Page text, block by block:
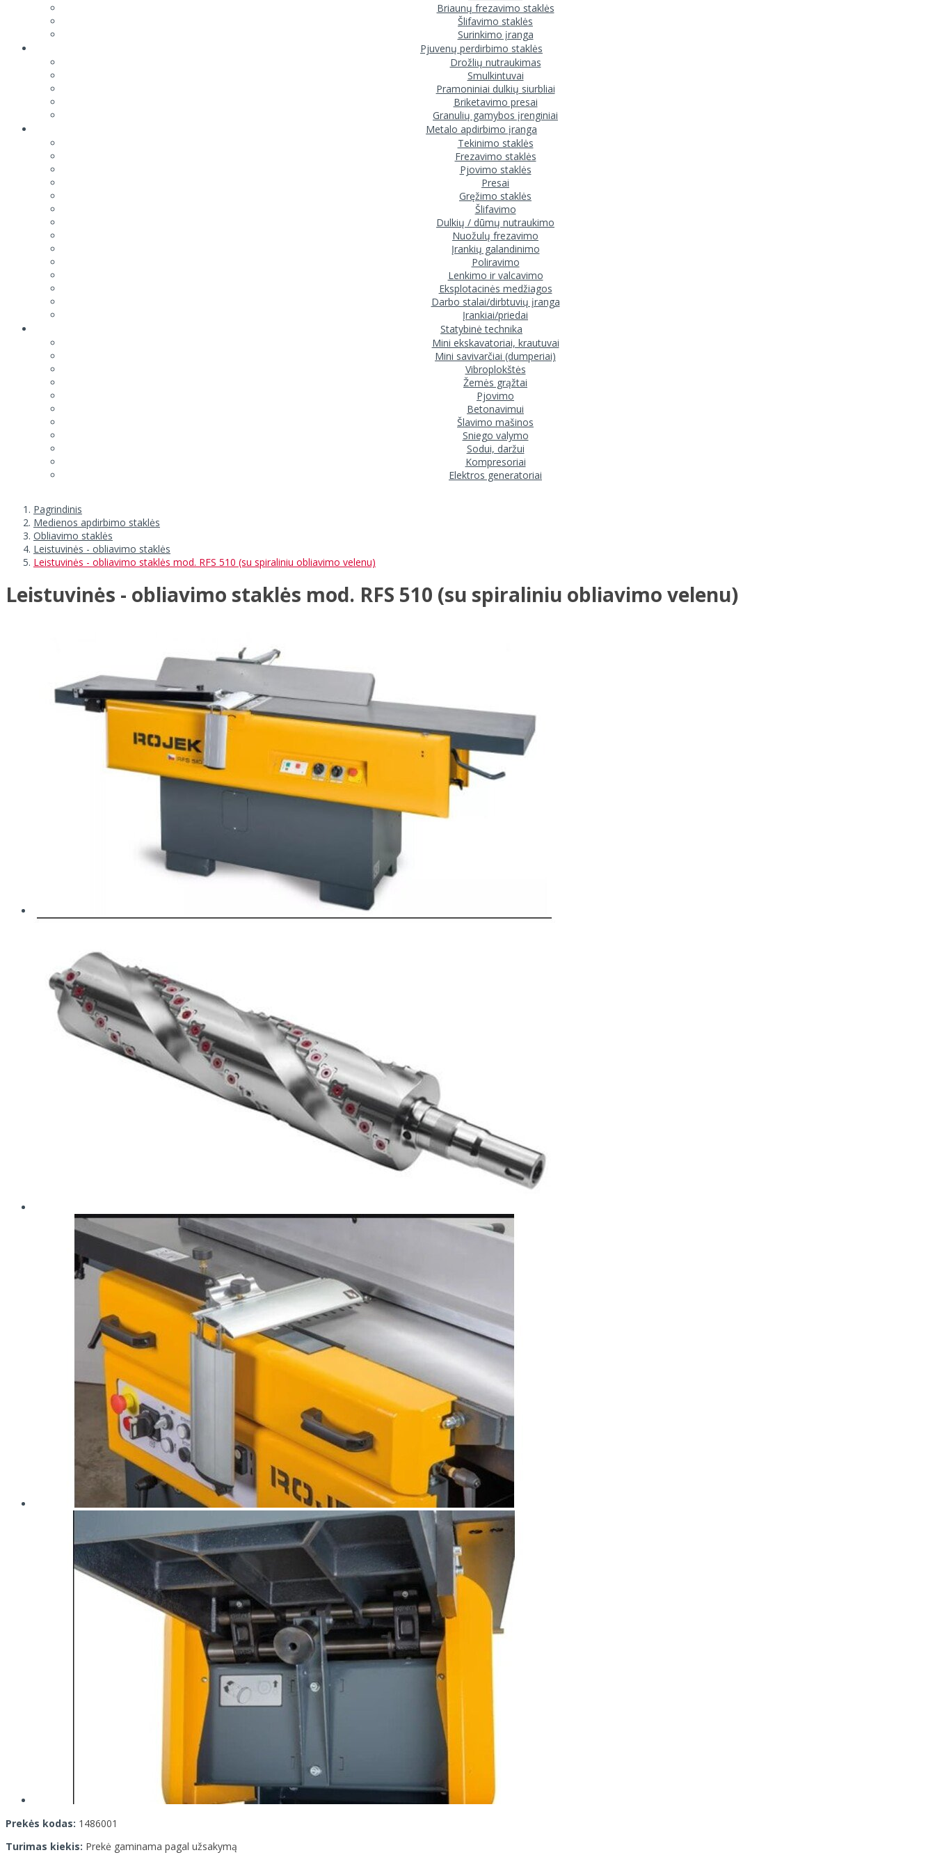
Briaunų frezavimo staklės
Šlifavimo staklės
Surinkimo įranga
Pjuvenų perdirbimo staklės
Drožlių nutraukimas
Smulkintuvai
Pramoniniai dulkių siurbliai
Briketavimo presai
Granulių gamybos įrenginiai
Metalo apdirbimo įranga
Tekinimo staklės
Frezavimo staklės
Pjovimo staklės
Presai
Gręžimo staklės
Šlifavimo
Dulkių / dūmų nutraukimo
Nuožulų frezavimo
Įrankių galandinimo
Poliravimo
Lenkimo ir valcavimo
Eksplotacinės medžiagos
Darbo stalai/dirbtuvių įranga
Įrankiai/priedai
Statybinė technika
Mini ekskavatoriai, krautuvai
Mini savivarčiai (dumperiai)
Vibroplokštės
Žemės grąžtai
Pjovimo
Betonavimui
Šlavimo mašinos
Sniego valymo
Sodui, daržui
Kompresoriai
Elektros generatoriai
Pagrindinis
Medienos apdirbimo staklės
Obliavimo staklės
Leistuvinės - obliavimo staklės
Leistuvinės - obliavimo staklės mod. RFS 510 (su spiraliniu obliavimo velenu)
Leistuvinės - obliavimo staklės mod. RFS 510 (su spiraliniu obliavimo velenu)
Prekės kodas: 1486001
Turimas kiekis: Prekė gaminama pagal užsakymą